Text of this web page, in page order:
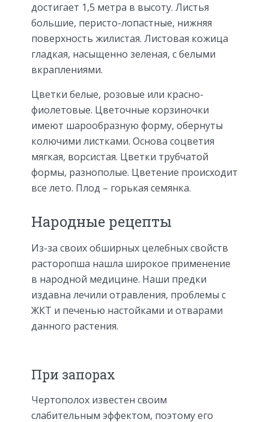
достигает 1,5 метра в высоту. Листья
большие, перисто-лопастные, нижняя
поверхность жилистая. Листовая кожица
гладкая, насыщенно зеленая, с белыми
вкраплениями.
Цветки белые, розовые или красно-
фиолетовые. Цветочные корзиночки
имеют шарообразную форму, обернуты
колючими листками. Основа соцветия
мягкая, ворсистая. Цветки трубчатой
формы, разнополые. Цветение происходит
все лето. Плод – горькая семянка.
Народные рецепты
Из-за своих обширных целебных свойств
расторопша нашла широкое применение
в народной медицине. Наши предки
издавна лечили отравления, проблемы с
ЖКТ и печенью настойками и отварами
данного растения.
При запорах
Чертополох известен своим
слабительным эффектом, поэтому его